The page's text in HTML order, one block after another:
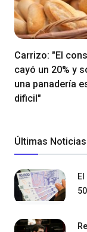
Carrizo: "El
cayó un 20% y
una panadería
dificil"
Últimas Noticias